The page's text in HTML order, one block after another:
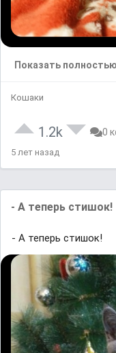
Показать
Кошаки
1.2k 0
5 лет назад
- А теперь стишок!
- А теперь стишок!